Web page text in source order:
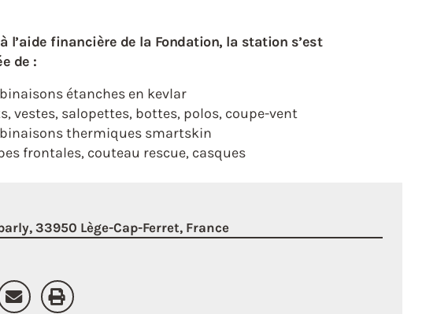
l’aide financière de la Fondation, la station s’est
de :
étanches en kevlar
vestes, salopettes, bottes, polos, coupe-vent
thermiques smartskin
frontales, couteau rescue, casques
33950 Lège-Cap-Ferret, France